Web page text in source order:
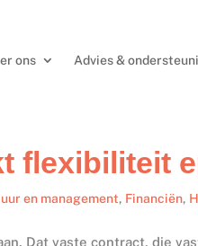
ons Advies &
flexibiliteit
en management, Financiën,
Dat vaste contract, die